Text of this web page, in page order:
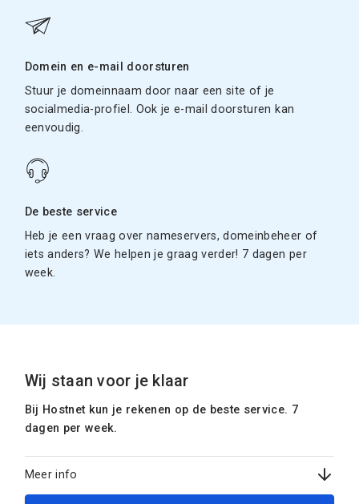
Domein en e-mail doorsturen
Stuur je domeinnaam door naar een site of je
socialmedia-profiel. Ook je e-mail doorsturen kan
eenvoudig.
De beste service
Heb je een vraag over nameservers, domeinbeheer of
iets anders? We helpen je graag verder! 7 dagen per
week.
Wij staan voor je klaar
Bij Hostnet kun je rekenen op de beste service. 7
dagen per week.
Meer info